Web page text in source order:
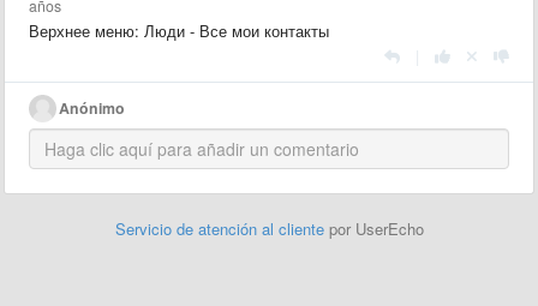
años
Верхнее меню: Люди - Все мои контакты
Anónimo
Servicio de atención al cliente por UserEcho